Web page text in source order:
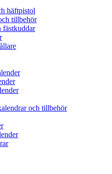
häftpistol
tillbehör
fästkuddar
och tillbehör